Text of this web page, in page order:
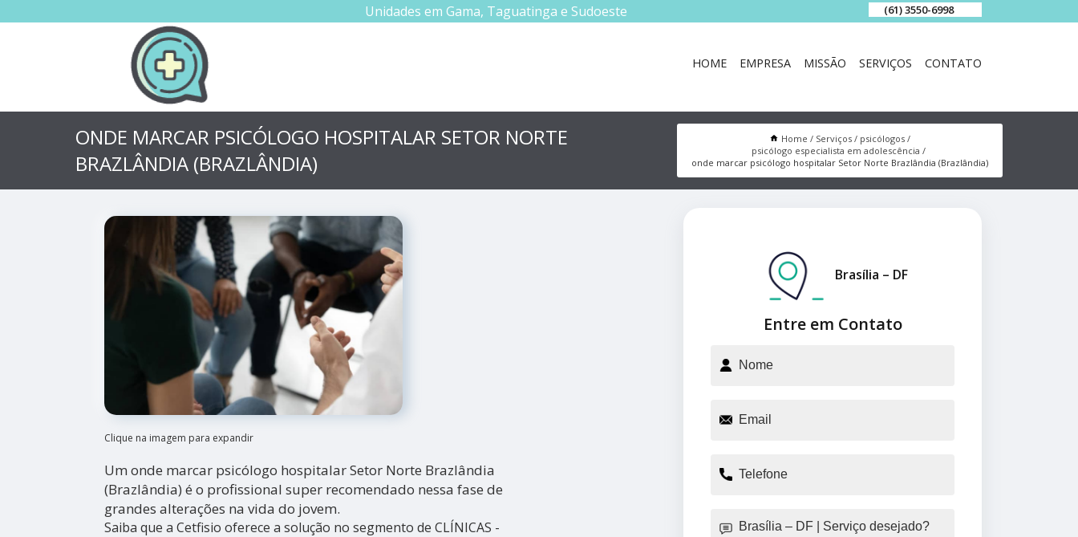
Unidades em Gama, Taguatinga e Sudoeste (61) 3550-6998
HOME EMPRESA MISSÃO SERVIÇOS CONTATO
ONDE MARCAR PSICÓLOGO HOSPITALAR SETOR NORTE
BRAZLÂNDIA (BRAZLÂNDIA)
Home Serviços
psicólogos
psicólogo especialista em adolescência
onde marcar psicólogo hospitalar Setor Norte Brazlândia (Brazlândia)
Clique na imagem para expandir
Um onde marcar psicólogo hospitalar Setor Norte Brazlândia
(Brazlândia) é o profissional super recomendado nessa fase de
grandes alterações na vida do jovem.
Saiba que a Cetfisio oferece a solução no segmento de CLÍNICAS -
Entre em Contato
Brasília – DF